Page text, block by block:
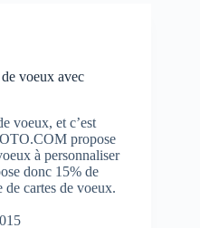
voeux avec
voeux, et c’est
propose
à personnaliser
donc 15% de
cartes de voeux.